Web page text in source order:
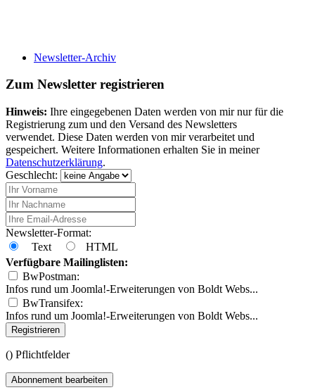
Newsletter-Archiv
Zum Newsletter registrieren
Hinweis: Ihre eingegebenen Daten werden von mir nur für die
Registrierung zum und den Versand des Newsletters
verwendet. Diese Daten werden von mir verarbeitet und
gespeichert. Weitere Informationen erhalten Sie in meiner
Datenschutzerklärung.
Geschlecht:
Newsletter-Format:
Text
HTML
Verfügbare Mailinglisten:
BwPostman:
Infos rund um Joomla!-Erweiterungen von Boldt Webs...
BwTransifex:
Infos rund um Joomla!-Erweiterungen von Boldt Webs...
Registrieren
() Pflichtfelder
Abonnement bearbeiten